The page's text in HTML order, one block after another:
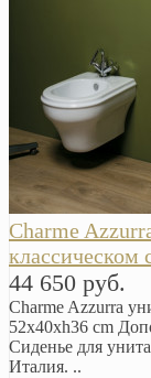
Charme
классическом
44 650 руб.
Charme Azzurra
52x40xh36 cm
Сиденье для
Италия. ..